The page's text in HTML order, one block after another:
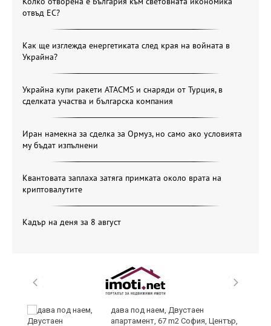
отвъд ЕС?
Как ще изглежда енергетиката след края на войната в
Украйна?
Украйна купи ракети ATACMS и снаряди от Турция, в
сделката участва и българска компания
Иран намекна за сделка за Ормуз, но само ако условията
му бъдат изпълнени
Квантовата заплаха затяга примката около врата на
криптовалутите
Кадър на деня за 8 август
дава под наем, Двустаен
апартамент, 67 m2 София, Център,